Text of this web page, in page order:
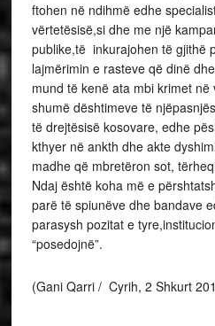
ftohen në ndihmë edhe
vërtetësisë,si dhe me një
publike,të inkurajohen të gjithë
lajmërimin e rasteve që dinë
mund të kenë ata mbi krimet
shumë dështimeve të
të drejtësisë kosovare, edhe
kthyer në ankth dhe akte
madhe që mbretëron sot,
Ndaj është koha më e
parë të spiunëve dhe bandave
parasysh pozitat e
“posedojnë”.
(Gani Qarri / Cyrih, 2 Shkurt